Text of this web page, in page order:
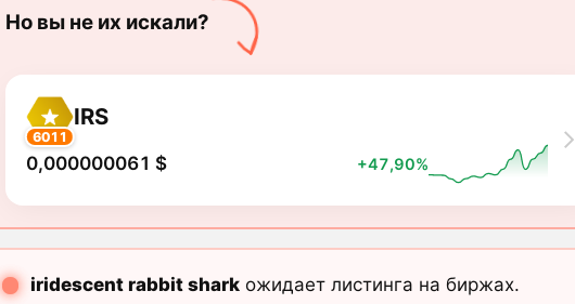
Но вы не их искали?
6011
IRS
0,000000061 $ +47,90%
iridescent rabbit sharkожидает листинга на биржах.